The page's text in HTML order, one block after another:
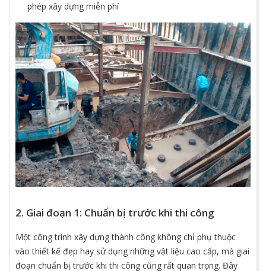
phép xây dựng miễn phí
2. Giai đoạn 1: Chuẩn bị trước khi thi công
Một công trình xây dựng thành công không chỉ phụ thuộc
vào thiết kế đẹp hay sử dụng những vật liệu cao cấp, mà giai
đoạn chuẩn bị trước khi thi công cũng rất quan trọng. Đây